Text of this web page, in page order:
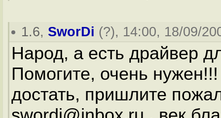
1.6, SworDi (?), 14:00, 18/09/
Народ, а есть драйвер
Помогите, очень
достать, пришлите